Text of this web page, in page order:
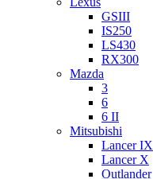
GSIII
IS250
LS430
RX300
Mazda
3
6
6 II
Mitsubishi
Lancer IX
Lancer X
Outlander